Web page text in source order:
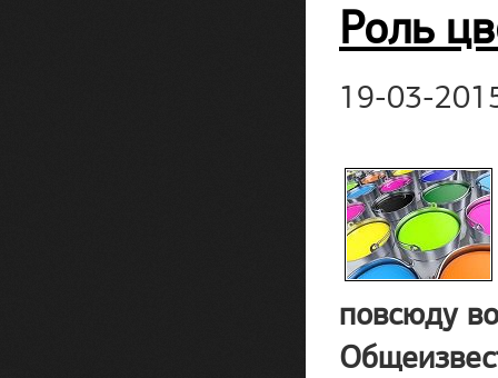
Роль
19-03-
повсюду